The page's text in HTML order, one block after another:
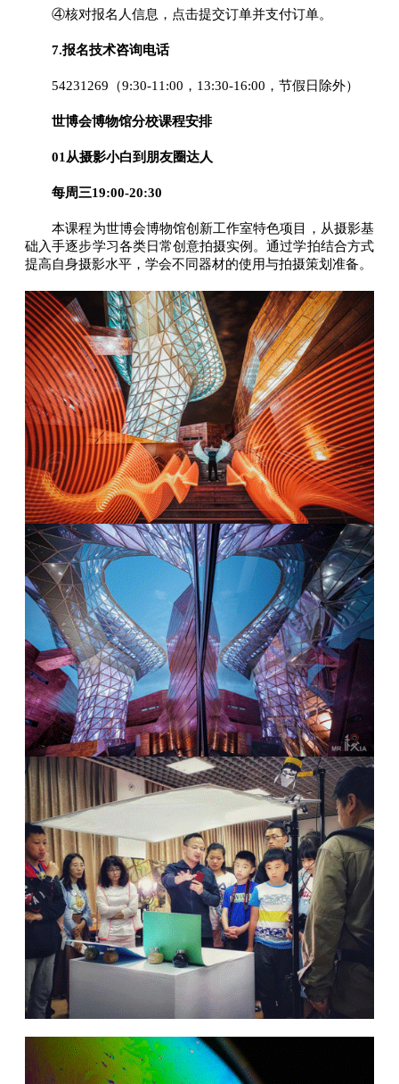
④核对报名人信息，点击提交订单并支付订单。
7.报名技术咨询电话
54231269（9:30-11:00，13:30-16:00，节假日除外）
世博会博物馆分校课程安排
01从摄影小白到朋友圈达人
每周三19:00-20:30
本课程为世博会博物馆创新工作室特色项目，从摄影基
础入手逐步学习各类日常创意拍摄实例。通过学拍结合方式
提高自身摄影水平，学会不同器材的使用与拍摄策划准备。